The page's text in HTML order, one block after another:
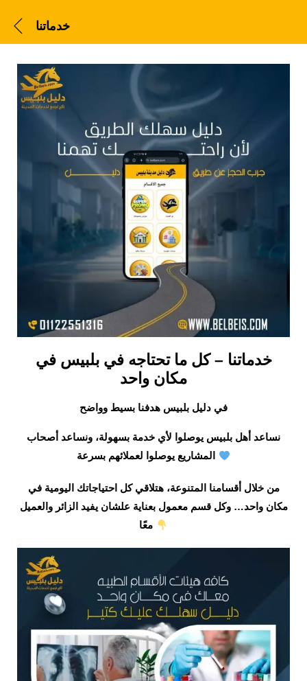
خدماتنا
خدماتنا
خدماتنا – كل ما تحتاجه في بلبيس في
مكان واحد
في دليل بلبيس هدفنا بسيط وواضح
نساعد أهل بلبيس يوصلوا لأي خدمة بسهولة، ونساعد أصحاب
من خلال أقسامنا المتنوعة، هتلاقي كل احتياجاتك اليومية في
مكان واحد… وكل قسم معمول بعناية علشان يفيد الزائر والعميل